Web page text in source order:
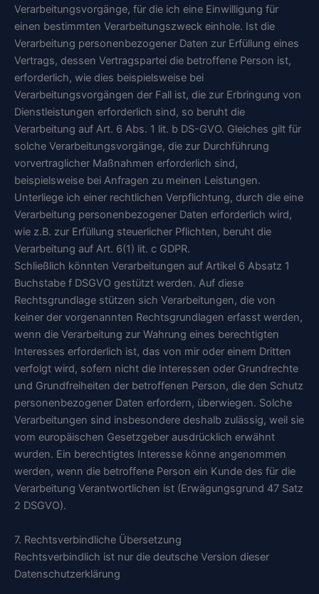
Verarbeitungsvorgänge, für die ich eine Einwilligung für
einen bestimmten Verarbeitungszweck einhole. Ist die
Verarbeitung personenbezogener Daten zur Erfüllung eines
Vertrags, dessen Vertragspartei die betroffene Person ist,
erforderlich, wie dies beispielsweise bei
Verarbeitungsvorgängen der Fall ist, die zur Erbringung von
Dienstleistungen erforderlich sind, so beruht die
Verarbeitung auf Art. 6 Abs. 1 lit. b DS-GVO. Gleiches gilt für
solche Verarbeitungsvorgänge, die zur Durchführung
vorvertraglicher Maßnahmen erforderlich sind,
beispielsweise bei Anfragen zu meinen Leistungen.
Unterliege ich einer rechtlichen Verpflichtung, durch die eine
Verarbeitung personenbezogener Daten erforderlich wird,
wie z.B. zur Erfüllung steuerlicher Pflichten, beruht die
Verarbeitung auf Art. 6(1) lit. c GDPR.
Schließlich könnten Verarbeitungen auf Artikel 6 Absatz 1
Buchstabe f DSGVO gestützt werden. Auf diese
Rechtsgrundlage stützen sich Verarbeitungen, die von
keiner der vorgenannten Rechtsgrundlagen erfasst werden,
wenn die Verarbeitung zur Wahrung eines berechtigten
Interesses erforderlich ist, das von mir oder einem Dritten
verfolgt wird, sofern nicht die Interessen oder Grundrechte
und Grundfreiheiten der betroffenen Person, die den Schutz
personenbezogener Daten erfordern, überwiegen. Solche
Verarbeitungen sind insbesondere deshalb zulässig, weil sie
vom europäischen Gesetzgeber ausdrücklich erwähnt
wurden. Ein berechtigtes Interesse könne angenommen
werden, wenn die betroffene Person ein Kunde des für die
Verarbeitung Verantwortlichen ist (Erwägungsgrund 47 Satz
2 DSGVO).
7. Rechtsverbindliche Übersetzung
Rechtsverbindlich ist nur die deutsche Version dieser
Datenschutzerklärung